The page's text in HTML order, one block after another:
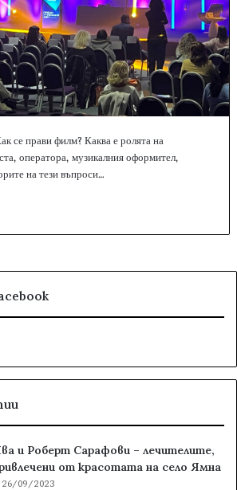
прави филм? Каква е ролята на
оператора, музикалния оформител,
на тези въпроси…
и Роберт Сарафови – лечителите,
от красотата на село Ямна
26/09/2023